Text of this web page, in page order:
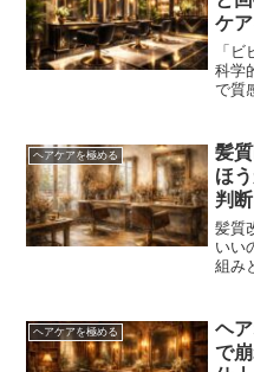
ケ
「
科学
で質
ヘアケアを極める
髪
ほ
判
髪質
いい
組み
す。
ヘアケアを極める
ヘ
で